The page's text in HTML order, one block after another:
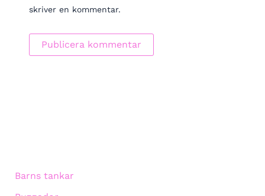
skriver en kommentar.
Barns tankar